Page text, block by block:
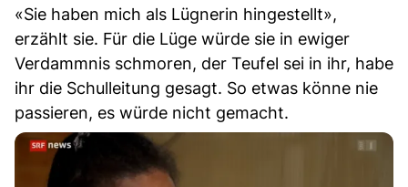
«Sie haben mich als Lügnerin hingestellt»,
erzählt sie. Für die Lüge würde sie in ewiger
Verdammnis schmoren, der Teufel sei in ihr, habe
ihr die Schulleitung gesagt. So etwas könne nie
passieren, es würde nicht gemacht.